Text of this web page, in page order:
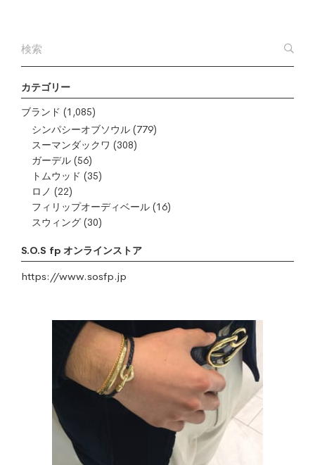
カテゴリー
ブランド (1,085)
シンパシーオブソウル (779)
スーマンダックワ (308)
ガーデル (56)
トムウッド (35)
ロノ (22)
フィリップオーディベール (16)
スウィング (30)
S.O.S fp オンラインストア
https://www.sosfp.jp